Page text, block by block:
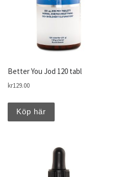
Better You Jod 120 tabl
kr129.00
Köp här